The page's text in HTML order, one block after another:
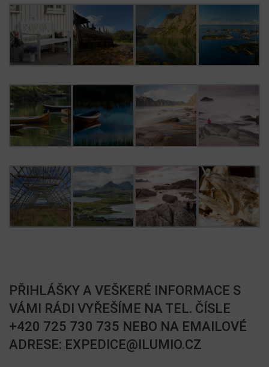
PŘIHLÁŠKY A VEŠKERÉ INFORMACE S
VÁMI RÁDI VYŘEŠÍME NA TEL. ČÍSLE
+420 725 730 735 NEBO NA EMAILOVÉ
ADRESE: EXPEDICE@ILUMIO.CZ